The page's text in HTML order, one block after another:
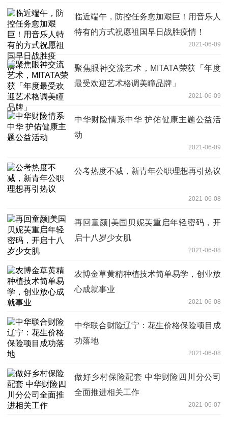
临近端午，防控任务愈加艰巨！用音乐人
特有的方式祝愿祖国早日战胜疫情！
2021-06-09
聚焦眼神交流艺术，MITATA荣获「年度
最受欢迎艺术格调美瞳品牌」
2021-06-09
中华财险情系中华 护佑健康主题公益活
动
2021-06-09
公考热度不减，新青年公职理想再引热议
2021-06-08
再回童颜|美国贝妮芙重启年轻密码，开
启十八岁少女肌
2021-06-08
农博金草黄精种植技术简单易学，创业放
心成就事业
2021-06-08
中华联合财险辽宁：花生价格保险项目成
功落地
2021-06-08
做好乡村保险配套 中华财险四川分公司
全面推进相关工作
2021-06-07